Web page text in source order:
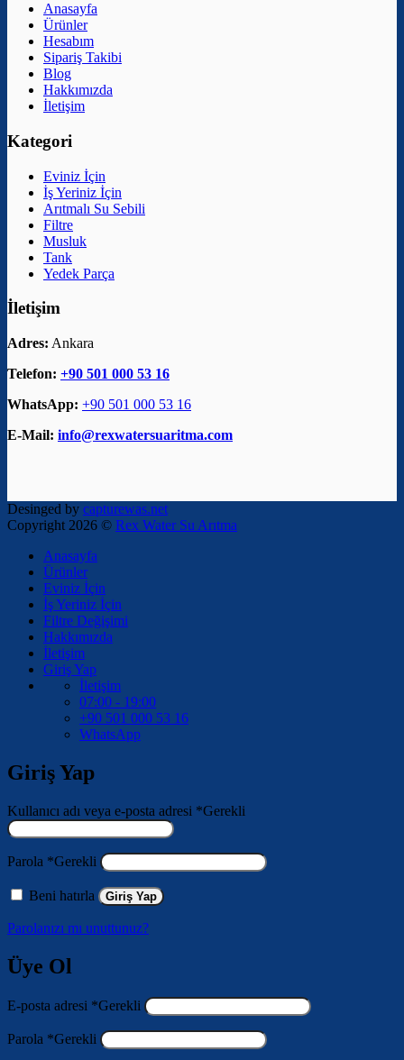
Anasayfa
Ürünler
Hesabım
Sipariş Takibi
Blog
Hakkımızda
İletişim
Kategori
Eviniz İçin
İş Yeriniz İçin
Arıtmalı Su Sebili
Filtre
Musluk
Tank
Yedek Parça
İletişim
Adres: Ankara
Telefon: +90 501 000 53 16
WhatsApp: +90 501 000 53 16
E-Mail: info@rexwatersuaritma.com
Desinged by capturewas.net
Copyright 2026 © Rex Water Su Arıtma
Anasayfa
Ürünler
Eviniz İçin
İş Yeriniz İçin
Filtre Değişimi
Hakkımızda
İletişim
Giriş Yap
İletişim
07:00 - 19:00
+90 501 000 53 16
WhatsApp
Giriş Yap
Kullanıcı adı veya e-posta adresi *Gerekli
Parola *Gerekli
Beni hatırla Giriş Yap
Parolanızı mı unuttunuz?
Üye Ol
E-posta adresi *Gerekli
Parola *Gerekli